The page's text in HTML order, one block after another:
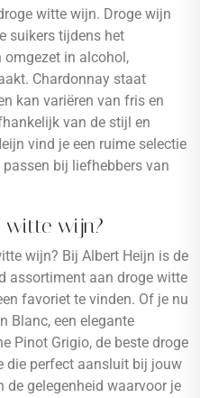
witte wijn. Droge wijn
suikers tijdens het
in alcohol,
Chardonnay staat
kan variëren van fris en
van de stijl en
vind je een ruime selectie
bij liefhebbers van
witte wijn?
wijn? Bij Albert Heijn is de
assortiment aan droge witte
favoriet te vinden. Of je nu
Blanc, een elegante
Pinot Grigio, de beste droge
die perfect aansluit bij jouw
de gelegenheid waarvoor je